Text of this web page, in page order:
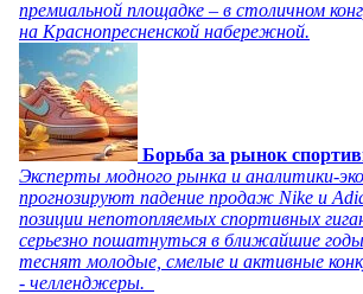
премиальной площадке – в столичном
на Краснопресненской набережной.
Борьба за рынок
Эксперты модного рынка и аналитики-
прогнозируют падение продаж Nike и
позиции непотопляемых спортивных
серьезно пошатнуться в ближайшие
теснят молодые, смелые и активные
- челленджеры.